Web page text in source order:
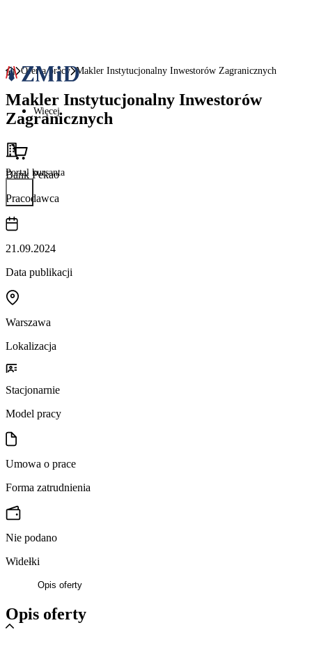
Więcej
Portal kursanta
Oferta pracy Makler Instytucjonalny Inwestorów Zagranicznych
Makler Instytucjonalny Inwestorów
Zagranicznych
Bank Pekao
Pracodawca
21.09.2024
Data publikacji
Warszawa
Lokalizacja
Stacjonarnie
Model pracy
Umowa o prace
Forma zatrudnienia
Nie podano
Widełki
Opis oferty
Opis oferty